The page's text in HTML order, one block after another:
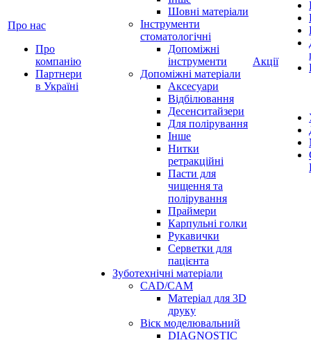
Про нас
Про
компанію
Партнери
в Україні
Шовні матеріали
Інструменти
стоматологічні
Допоміжні
інструменти
Допоміжні матеріали
Аксесуари
Відбілювання
Десенситайзери
Для полірування
Інше
Нитки
ретракційні
Пасти для
чищення та
полірування
Праймери
Карпульні голки
Рукавички
Серветки для
пацієнта
Зуботехнічні матеріали
CAD/CAM
Матеріал для 3D
друку
Віск моделювальний
DIAGNOSTIC
Акції